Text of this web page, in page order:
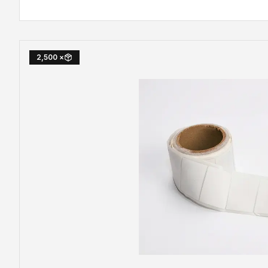
× 2,500